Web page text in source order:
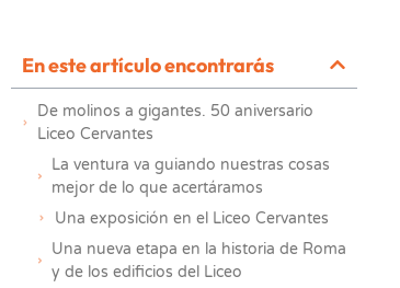
En este artículo encontrarás
De molinos a gigantes. 50 aniversario
Liceo Cervantes
La ventura va guiando nuestras cosas
mejor de lo que acertáramos
Una exposición en el Liceo Cervantes
Una nueva etapa en la historia de Roma
y de los edificios del Liceo